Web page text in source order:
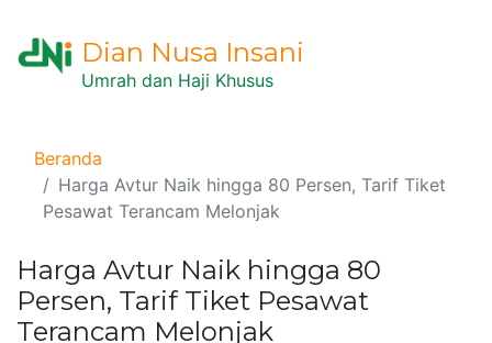
Dian Nusa Insani
Umrah dan Haji Khusus
Beranda
Harga Avtur Naik hingga 80 Persen, Tarif Tiket
Pesawat Terancam Melonjak
Harga Avtur Naik hingga 80
Persen, Tarif Tiket Pesawat
Terancam Melonjak